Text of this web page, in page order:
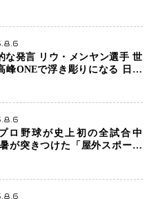
喜
な発言 リウ・メンヤン選手 世
峰ONEで浮き彫りになる 日本
ボクシングが直面する“技術
ロ野球が史上初の全試合中
が突きつけた「屋外スポーツ
」 日本発のドーム型施設時代